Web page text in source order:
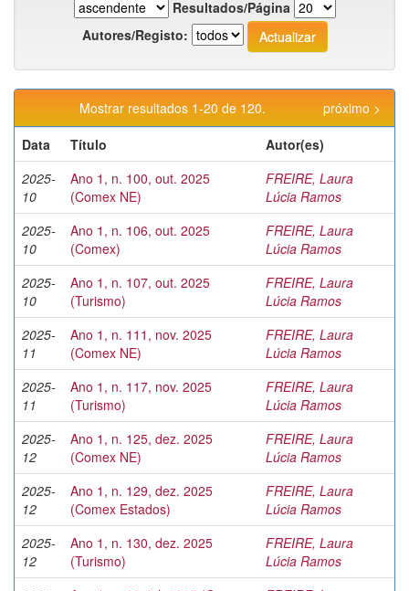
Resultados/Página
Autores/Registo:
Mostrar resultados 1-20 de 120.
próximo >
Data
Título
Autor(es)
2025-
10
Ano 1, n. 100, out. 2025
(Comex NE)
FREIRE, Laura
Lúcia Ramos
2025-
10
Ano 1, n. 106, out. 2025
(Comex)
FREIRE, Laura
Lúcia Ramos
2025-
10
Ano 1, n. 107, out. 2025
(Turismo)
FREIRE, Laura
Lúcia Ramos
2025-
11
Ano 1, n. 111, nov. 2025
(Comex NE)
FREIRE, Laura
Lúcia Ramos
2025-
11
Ano 1, n. 117, nov. 2025
(Turismo)
FREIRE, Laura
Lúcia Ramos
2025-
12
Ano 1, n. 125, dez. 2025
(Comex NE)
FREIRE, Laura
Lúcia Ramos
2025-
12
Ano 1, n. 129, dez. 2025
(Comex Estados)
FREIRE, Laura
Lúcia Ramos
2025-
12
Ano 1, n. 130, dez. 2025
(Turismo)
FREIRE, Laura
Lúcia Ramos